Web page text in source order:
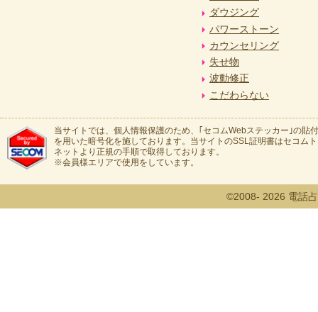
ダウジング
パワーストーン
カウンセリング
失せ物
波動修正
こだわらない
当サイトでは、個人情報保護のため、｢セコムWebステッカー｣の貼
を用いた暗号化を施しております。当サイトのSSL証明書はセコム
ネットより正規の手順で取得しております。
※会員様エリアで使用をしています。
©2008- 2026 電話